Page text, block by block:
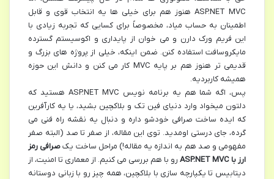
ASP.NET MVC هنوز هم برای خیلی ها یه انتخاب قوی و قابل
اطمینان به حساب میاد، مخصوصاً برای کسایی که تجربه زیادی با
این فریم ورک دارن و می خوان از پایداری و اکوسیستم گسترده
مایکروسافت استفاده کنن. ضمن اینکه، خیلی از پروژه های بزرگ و
قدیمی تر هنوز هم بر پایه MVC کار می کنن و دانش این حوزه
همیشه کاربردیه.
پس، اگه شما هم یه برنامه نویس ASP.NET MVC هستید که
دلتون میخواد وارد دنیای فین تک و بلاکچین بشید، یا یه کارآفرین
که ایده ساخت صرافی خودشو داره و دنبال یه نقشه راه فنی می
گرده، جای درستی اومدید. توی این مقاله، از صفر تا صد (البته صفر
مفهومی و صد هم به اندازه یه مقاله!) مراحل ساخت یکصرافی رمز
ارز با ASP.NET MVC
رو با هم بررسی می کنیم. از معماری تا امنیت، از
دیتابیس تا یکپارچه سازی با بلاکچین، همه چیز رو با زبانی دوستانه